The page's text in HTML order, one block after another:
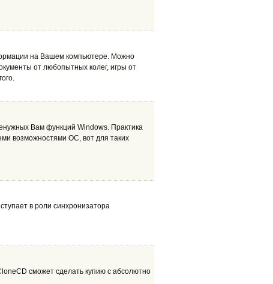
на Вашем компьютере. Можно
от любопытных колег, игры от
Вам функций Windows. Практика
возможностями ОС, вот для таких
в роли синхронизатора
сможет сделать купию с абсолютно